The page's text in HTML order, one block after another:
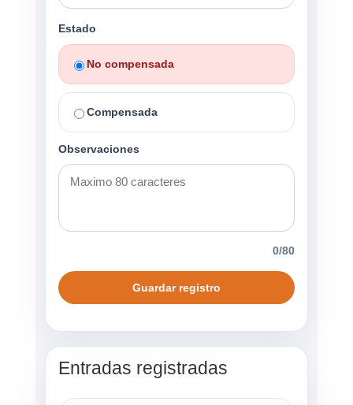
Estado
No compensada
Compensada
Observaciones
0/80
Guardar registro
Entradas registradas